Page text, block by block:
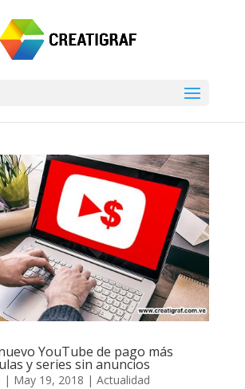
YouTube de pago más
y series sin anuncios
| May 19, 2018 | Actualidad